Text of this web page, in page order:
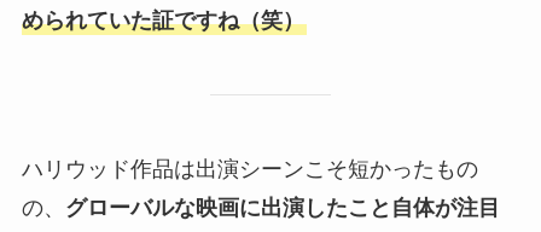
められていた証ですね（笑）
ハリウッド作品は出演シーンこそ短かったもの
の、 グローバルな映画に出演したこと自体が注目